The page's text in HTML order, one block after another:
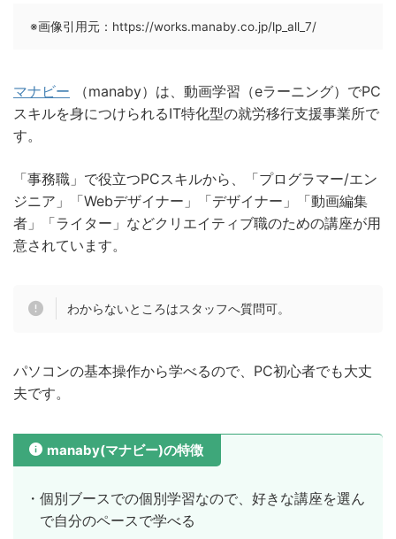
※画像引用元：https://works.manaby.co.jp/lp_all_7/
マナビー
（manaby）は、動画学習（eラーニング）でPC
スキルを身につけられるIT特化型の就労移行支援事業所で
す。
「事務職」で役立つPCスキルから、「プログラマー/エン
ジニア」「Webデザイナー」「デザイナー」「動画編集
者」「ライター」などクリエイティブ職のための講座が用
意されています。
わからないところはスタッフへ質問可。
パソコンの基本操作から学べるので、PC初心者でも大丈
夫です。
manaby(マナビー)の特徴
・個別ブースでの個別学習なので、好きな講座を選ん
で自分のペースで学べる